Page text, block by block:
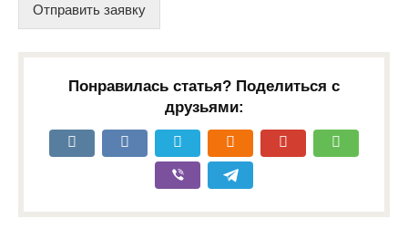
Отправить заявку
Понравилась статья? Поделиться с
друзьями: